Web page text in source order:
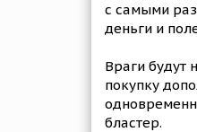
с самыми
деньги и
Враги будут
покупку
бластер.